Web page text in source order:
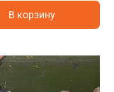
В корзину